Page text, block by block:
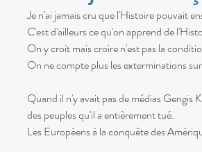
Je n'ai jamais cru que l'Histoire pouvait
C'est d'ailleurs ce qu'on apprend de
On y croit mais croire n'est pas la
On ne compte plus les exterminations
Quand il n'y avait pas de médias Gengis
des peuples qu'il a entièrement tué.
Les Européens à la conquête des